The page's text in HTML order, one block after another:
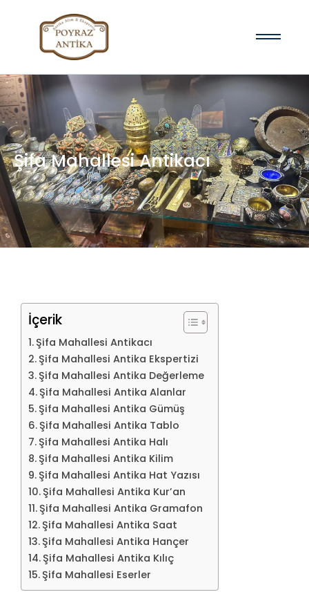
Şifa Mahallesi Antikacı
İçerik
Şifa Mahallesi Antikacı
Şifa Mahallesi Antika Ekspertizi
Şifa Mahallesi Antika Değerleme
Şifa Mahallesi Antika Alanlar
Şifa Mahallesi Antika Gümüş
Şifa Mahallesi Antika Tablo
Şifa Mahallesi Antika Halı
Şifa Mahallesi Antika Kilim
Şifa Mahallesi Antika Hat Yazısı
Şifa Mahallesi Antika Kur’an
Şifa Mahallesi Antika Gramafon
Şifa Mahallesi Antika Saat
Şifa Mahallesi Antika Hançer
Şifa Mahallesi Antika Kılıç
Şifa Mahallesi Eserler